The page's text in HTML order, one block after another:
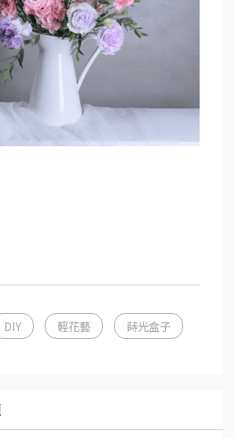
DIY 輕花藝 蒔光盒子